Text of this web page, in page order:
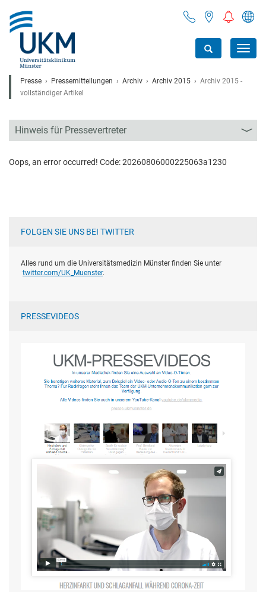
Presse Pressemitteilungen Archiv Archiv 2015
Archiv 2015 -
vollständiger Artikel
Hinweis für Pressevertreter
Oops, an error occurred! Code: 20260806000225063a1230
FOLGEN SIE UNS BEI TWITTER
Alles rund um die Universitätsmedizin Münster finden Sie unter
twitter.com/UK_Muenster.
PRESSEVIDEOS